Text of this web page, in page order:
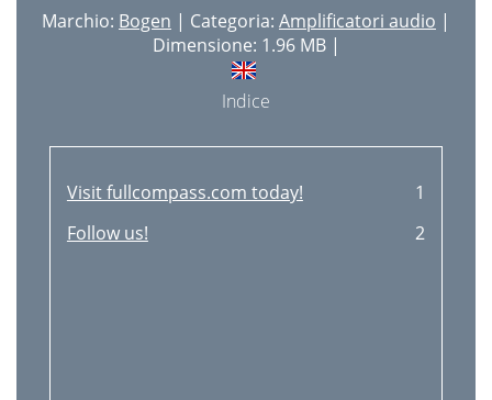
Marchio: Bogen | Categoria: Amplificatori audio |
Dimensione: 1.96 MB |
Indice
Visit fullcompass.com today!
1
Follow us!
2